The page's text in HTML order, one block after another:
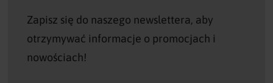
Zapisz się do naszego newslettera, aby
otrzymywać informacje o promocjach i
nowościach!